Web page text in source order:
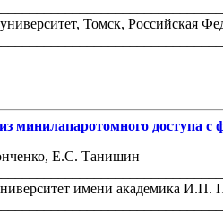
Томск, Российская
минилапаротомного доступа
Е.С. Танишин
имени академика И.П.